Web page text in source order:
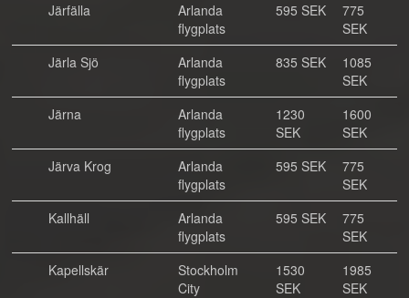
Järfälla
Arlanda
flygplats
595 SEK
775
SEK
Järla Sjö
Arlanda
flygplats
835 SEK
1085
SEK
Järna
Arlanda
flygplats
1230
SEK
1600
SEK
Järva Krog
Arlanda
flygplats
595 SEK
775
SEK
Kallhäll
Arlanda
flygplats
595 SEK
775
SEK
Kapellskär
Stockholm
City
1530
SEK
1985
SEK